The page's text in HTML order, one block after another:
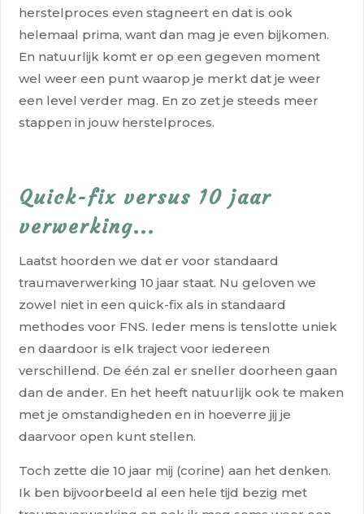
herstelproces even stagneert en dat is ook
helemaal prima, want dan mag je even bijkomen.
En natuurlijk komt er op een gegeven moment
wel weer een punt waarop je merkt dat je weer
een level verder mag. En zo zet je steeds meer
stappen in jouw herstelproces.
Quick-fix versus 10 jaar
verwerking...
Laatst hoorden we dat er voor standaard
traumaverwerking 10 jaar staat. Nu geloven we
zowel niet in een quick-fix als in standaard
methodes voor FNS. Ieder mens is tenslotte uniek
en daardoor is elk traject voor iedereen
verschillend. De één zal er sneller doorheen gaan
dan de ander. En het heeft natuurlijk ook te maken
met je omstandigheden en in hoeverre jij je
daarvoor open kunt stellen.
Toch zette die 10 jaar mij (corine) aan het denken.
Ik ben bijvoorbeeld al een hele tijd bezig met